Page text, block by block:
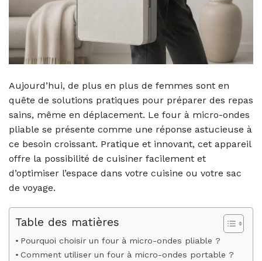
Aujourd’hui, de plus en plus de femmes sont en
quête de solutions pratiques pour préparer des repas
sains, même en déplacement. Le four à micro-ondes
pliable se présente comme une réponse astucieuse à
ce besoin croissant. Pratique et innovant, cet appareil
offre la possibilité de cuisiner facilement et
d’optimiser l’espace dans votre cuisine ou votre sac
de voyage.
Table des matières
Pourquoi choisir un four à micro-ondes pliable ?
Comment utiliser un four à micro-ondes portable ?